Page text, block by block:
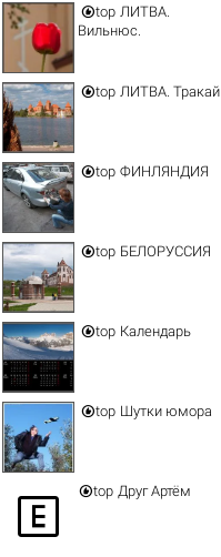
top ЛИТВА.
Вильнюс.
top ЛИТВА. Тракай
top ФИНЛЯНДИЯ
top БЕЛОРУССИЯ
top Календарь
top Шутки юмора
 top Друг Артём